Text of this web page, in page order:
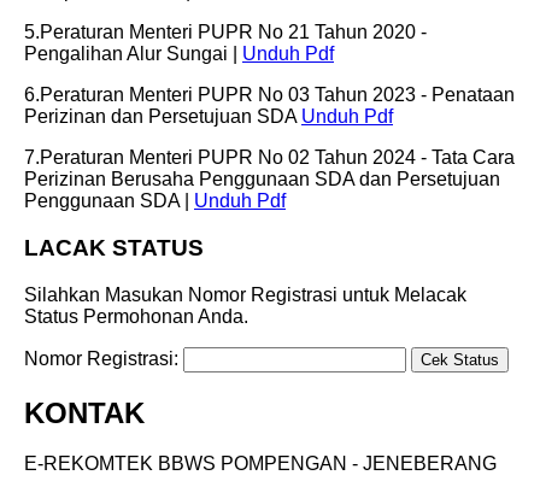
5.Peraturan Menteri PUPR No 21 Tahun 2020 -
Pengalihan Alur Sungai | Unduh Pdf
6.Peraturan Menteri PUPR No 03 Tahun 2023 - Penataan
Perizinan dan Persetujuan SDA Unduh Pdf
7.Peraturan Menteri PUPR No 02 Tahun 2024 - Tata Cara
Perizinan Berusaha Penggunaan SDA dan Persetujuan
Penggunaan SDA | Unduh Pdf
LACAK STATUS
Silahkan Masukan Nomor Registrasi untuk Melacak
Status Permohonan Anda.
Nomor Registrasi:
KONTAK
E-REKOMTEK BBWS POMPENGAN - JENEBERANG